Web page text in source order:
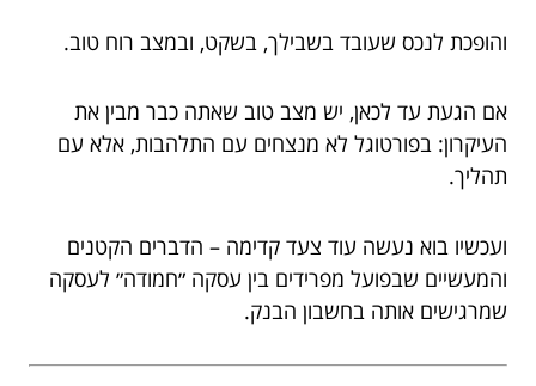
והופכת לנכס שעובד בשבילך, בשקט, ובמצב רוח טוב.
אם הגעת עד לכאן, יש מצב טוב שאתה כבר מבין את
העיקרון: בפורטוגל לא מנצחים עם התלהבות, אלא עם
תהליך.
ועכשיו בוא נעשה עוד צעד קדימה – הדברים הקטנים
והמעשיים שבפועל מפרידים בין עסקה ״חמודה״ לעסקה
שמרגישים אותה בחשבון הבנק.